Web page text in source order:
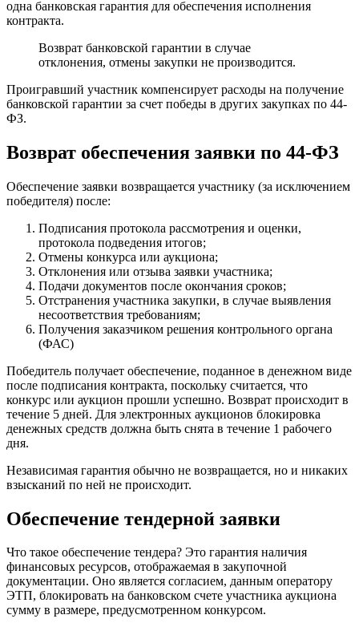
одна банковская гарантия для обеспечения исполнения
контракта.
Возврат банковской гарантии в случае
отклонения, отмены закупки не производится.
Проигравший участник компенсирует расходы на получение
банковской гарантии за счет победы в других закупках по 44-
ФЗ.
Возврат обеспечения заявки по 44-ФЗ
Обеспечение заявки возвращается участнику (за исключением
победителя) после:
Подписания протокола рассмотрения и оценки,
протокола подведения итогов;
Отмены конкурса или аукциона;
Отклонения или отзыва заявки участника;
Подачи документов после окончания сроков;
Отстранения участника закупки, в случае выявления
несоответствия требованиям;
Получения заказчиком решения контрольного органа
(ФАС)
Победитель получает обеспечение, поданное в денежном виде
после подписания контракта, поскольку считается, что
конкурс или аукцион прошли успешно. Возврат происходит в
течение 5 дней. Для электронных аукционов блокировка
денежных средств должна быть снята в течение 1 рабочего
дня.
Независимая гарантия обычно не возвращается, но и никаких
взысканий по ней не происходит.
Обеспечение тендерной заявки
Что такое обеспечение тендера? Это гарантия наличия
финансовых ресурсов, отображаемая в закупочной
документации. Оно является согласием, данным оператору
ЭТП, блокировать на банковском счете участника аукциона
сумму в размере, предусмотренном конкурсом.